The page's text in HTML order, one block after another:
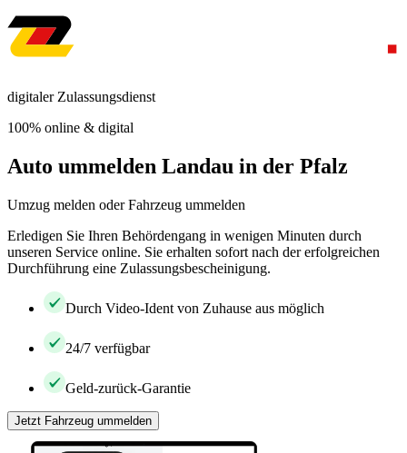
digitaler Zulassungsdienst
100% online & digital
Auto ummelden Landau in der Pfalz
Umzug melden oder Fahrzeug ummelden
Erledigen Sie Ihren Behördengang in wenigen Minuten durch
unseren Service online. Sie erhalten sofort nach der erfolgreichen
Durchführung eine Zulassungsbescheinigung.
Durch Video-Ident von Zuhause aus möglich
24/7 verfügbar
Geld-zurück-Garantie
Jetzt Fahrzeug ummelden